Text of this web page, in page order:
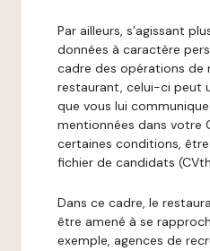
Par ailleurs, s’agissant
données à caractère
cadre des opérations de
restaurant, celui-ci peut
que vous lui
mentionnées dans votre
certaines conditions,
fichier de candidats
Dans ce cadre, le
être amené à se
exemple, agences de